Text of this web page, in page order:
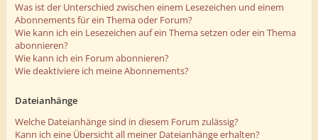
Was ist der Unterschied zwischen einem Lesezeichen und einem
Abonnements für ein Thema oder Forum?
Wie kann ich ein Lesezeichen auf ein Thema setzen oder ein Thema
abonnieren?
Wie kann ich ein Forum abonnieren?
Wie deaktiviere ich meine Abonnements?
Dateianhänge
Welche Dateianhänge sind in diesem Forum zulässig?
Kann ich eine Übersicht all meiner Dateianhänge erhalten?